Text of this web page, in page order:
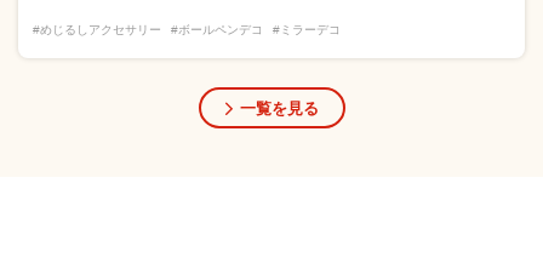
#めじるしアクセサリー #ボールペンデコ #ミラーデコ
一覧を見る